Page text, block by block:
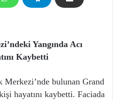
Yangında Acı
Kaybetti
bulunan Grand
hayatını kaybetti. Faciada